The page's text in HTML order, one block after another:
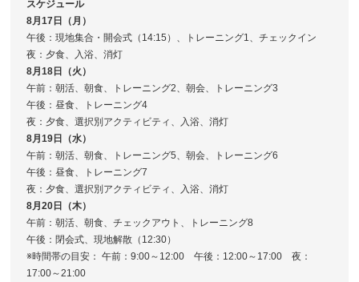
スケジュール
8月17日（月）
午後：現地集合・開会式（14:15）、トレーニング1、チェックイン
夜：夕食、入浴、消灯
8月18日（火）
午前：朝活、朝食、トレーニング2、朝会、トレーニング3
午後：昼食、トレーニング4
夜：夕食、選択別アクティビティ、入浴、消灯
8月19日（水）
午前：朝活、朝食、トレーニング5、朝会、トレーニング6
午後：昼食、トレーニング7
夜：夕食、選択別アクティビティ、入浴、消灯
8月20日（木）
午前：朝活、朝食、チェックアウト、トレーニング8
午後：閉会式、現地解散（12:30）
※時間帯の目安： 午前：9:00～12:00 午後：12:00～17:00 夜：
17:00～21:00